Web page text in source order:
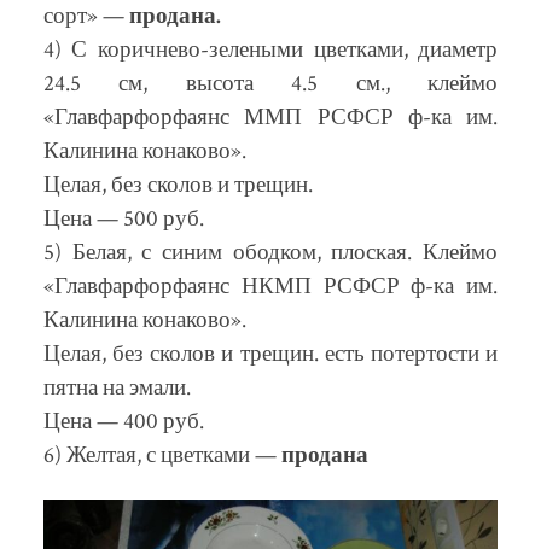
сорт» —продана.
4) С коричнево-зелеными цветками, диаметр
24.5 см, высота 4.5 см., клеймо
«Главфарфорфаянс ММП РСФСР ф-ка им.
Калинина конаково».
Целая, без сколов и трещин.
Цена — 500 руб.
5) Белая, с синим ободком, плоская. Клеймо
«Главфарфорфаянс НКМП РСФСР ф-ка им.
Калинина конаково».
Целая, без сколов и трещин. есть потертости и
пятна на эмали.
Цена — 400 руб.
6) Желтая, с цветками —продана